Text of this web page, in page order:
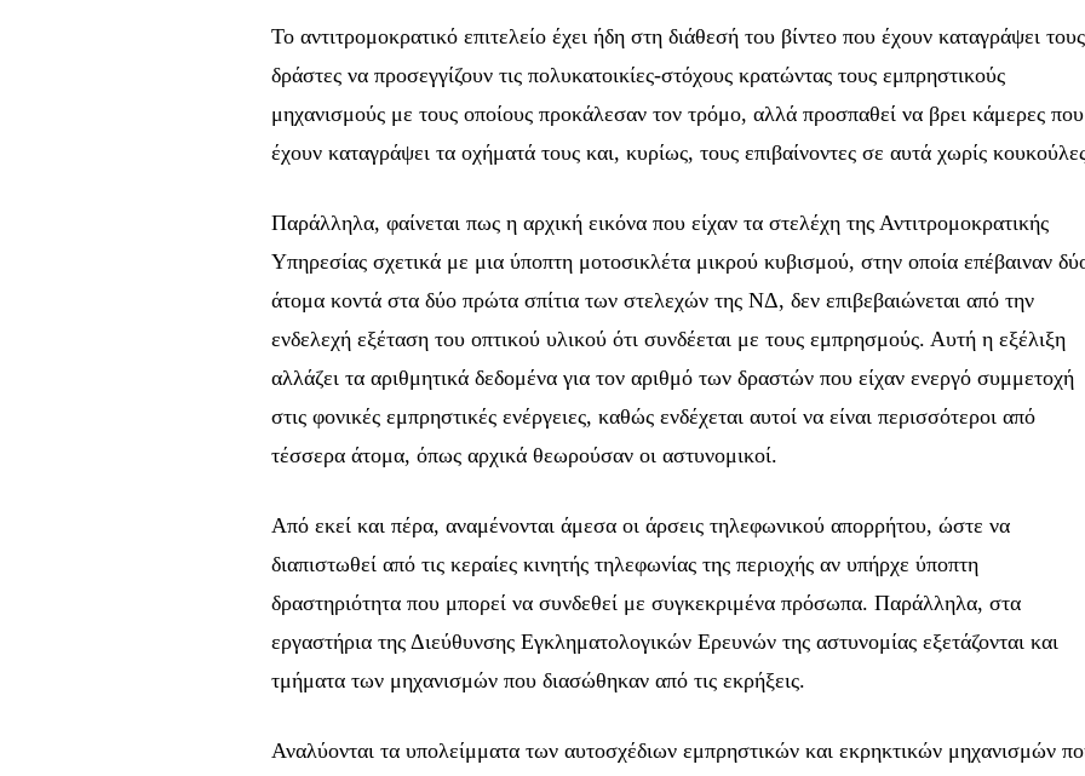
Ενταχθείτε στην κοινότητα των
συνδρομητών μας και γίνετε
Για να εγγραφείτε, απλά εισάγετε τη διεύθυνση email σας στην ιστοσελίδα μας ή
πατάτε το κουμπί Εγγραφή. Μην ανησυχείτε, τα στοιχεία σας είναι ασφαλή σε εμάς.
Έχω διαβάσει
32,111 32,214
Το αντιτρομοκρατικό επιτελείο έχει ήδη στη διάθεσή του βίντεο που έχουν καταγράψει τους
δράστες να προσεγγίζουν τις πολυκατοικίες-στόχους κρατώντας τους εμπρηστικούς
μηχανισμούς με τους οποίους προκάλεσαν τον τρόμο, αλλά προσπαθεί να βρει κάμερες
έχουν καταγράψει τα οχήματά τους και, κυρίως, τους επιβαίνοντες σε αυτά χωρίς
Παράλληλα, φαίνεται πως η αρχική εικόνα που είχαν τα στελέχη της Αντιτρομοκρατικής
Υπηρεσίας σχετικά με μια ύποπτη μοτοσικλέτα μικρού κυβισμού, στην οποία επέβαιναν
άτομα κοντά στα δύο πρώτα σπίτια των στελεχών της ΝΔ, δεν επιβεβαιώνεται από την
ενδελεχή εξέταση του οπτικού υλικού ότι συνδέεται με τους εμπρησμούς. Αυτή η εξέλιξη
αλλάζει τα αριθμητικά δεδομένα για τον αριθμό των δραστών που είχαν ενεργό συμμετοχή
στις φονικές εμπρηστικές ενέργειες, καθώς ενδέχεται αυτοί να είναι περισσότεροι από
τέσσερα άτομα, όπως αρχικά θεωρούσαν οι αστυνομικοί.
Από εκεί και πέρα, αναμένονται άμεσα οι άρσεις τηλεφωνικού απορρήτου, ώστε να
διαπιστωθεί από τις κεραίες κινητής τηλεφωνίας της περιοχής αν υπήρχε ύποπτη
δραστηριότητα που μπορεί να συνδεθεί με συγκεκριμένα πρόσωπα. Παράλληλα, στα
εργαστήρια της Διεύθυνσης Εγκληματολογικών Ερευνών της αστυνομίας εξετάζονται και
τμήματα των μηχανισμών που διασώθηκαν από τις εκρήξεις.
Αναλύονται τα υπολείμματα των αυτοσχέδιων εμπρηστικών και εκρηκτικών μηχανισμών